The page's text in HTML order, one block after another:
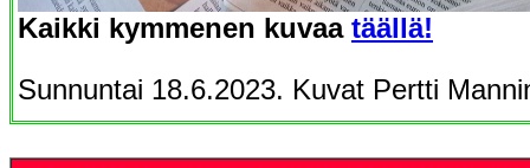
Kaikki kymmenen kuvaa täällä!
Sunnuntai 18.6.2023. Kuvat Pertti